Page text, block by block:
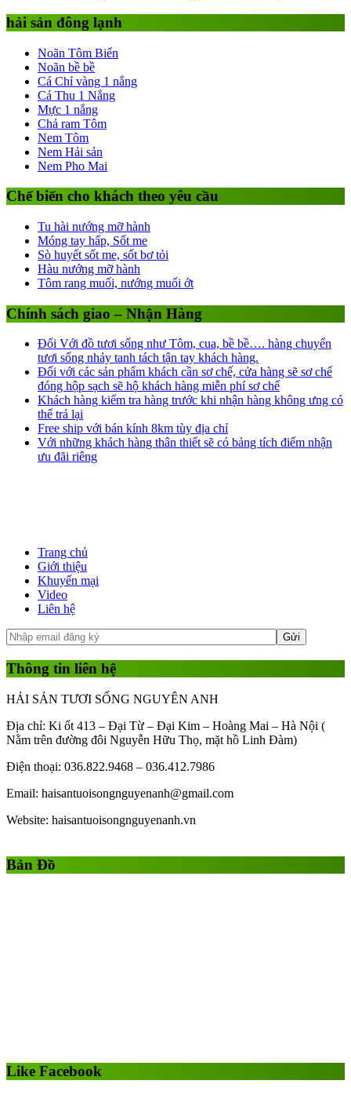
hải sản đông lạnh
Noãn Tôm Biển
Noãn bề bề
Cá Chỉ vàng 1 nắng
Cá Thu 1 Nắng
Mực 1 nắng
Chả ram Tôm
Nem Tôm
Nem Hải sản
Nem Pho Mai
Chế biến cho khách theo yêu cầu
Tu hài nướng mỡ hành
Móng tay hấp, Sốt me
Sò huyết sốt me, sốt bơ tỏi
Hàu nướng mỡ hành
Tôm rang muối, nướng muối ớt
Chính sách giao – Nhận Hàng
Đối Với đồ tươi sống như Tôm, cua, bề bề…. hàng chuyển
tươi sống nhảy tanh tách tận tay khách hàng.
Đối với các sản phẩm khách cần sơ chế, cửa hàng sẽ sơ chế
đóng hộp sạch sẽ hộ khách hàng miễn phí sơ chế
Khách hàng kiểm tra hàng trước khi nhận hàng không ưng có
thể trả lại
Free ship với bán kính 8km tùy địa chỉ
Với những khách hàng thân thiết sẽ có bảng tích điểm nhận
ưu đãi riêng
Trang chủ
Giới thiệu
Khuyến mại
Video
Liên hệ
Thông tin liên hệ
HẢI SẢN TƯƠI SỐNG NGUYÊN ANH
Địa chỉ: Ki ốt 413 – Đại Từ – Đại Kim – Hoàng Mai – Hà Nội (
Nằm trên đường đôi Nguyễn Hữu Thọ, mặt hồ Linh Đàm)
Điện thoại: 036.822.9468 – 036.412.7986
Email: haisantuoisongnguyenanh@gmail.com
Website: haisantuoisongnguyenanh.vn
Bản Đồ
Like Facebook